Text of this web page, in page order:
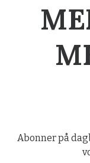
Abonner på